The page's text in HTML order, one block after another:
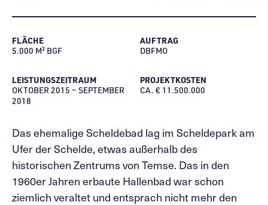
FLÄCHE
5.000 M² BGF
AUFTRAG
DBFMO
LEISTUNGSZEITRAUM
OKTOBER 2015 – SEPTEMBER
2018
PROJEKTKOSTEN
CA. € 11.500.000
Das ehemalige Scheldebad lag im Scheldepark am
Ufer der Schelde, etwas außerhalb des
historischen Zentrums von Temse. Das in den
1960er Jahren erbaute Hallenbad war schon
ziemlich veraltet und entsprach nicht mehr den